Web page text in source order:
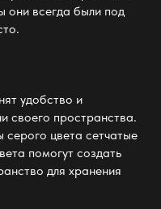
они всегда были под
удобство и
своего пространства.
серого цвета сетчатые
помогут создать
для хранения